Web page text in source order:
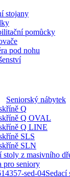
stojany
pomůcky
pod nohu
Seniorský nábytek
Q
Q OVAL
Q LINE
SLS
SLN
stoly z masivního
pro seniory
Sedací